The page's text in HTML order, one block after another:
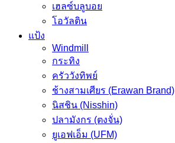
เฮลซ์บลูบอย
โอวัลติน
แป้ง
Windmill
กระทิง
ครัววังทิพย์
ช้างสามเศียร (Erawan Brand)
นิสชิน (Nisshin)
ปลามังกร (ตงจั่น)
ยูเอฟเอ็ม (UFM)